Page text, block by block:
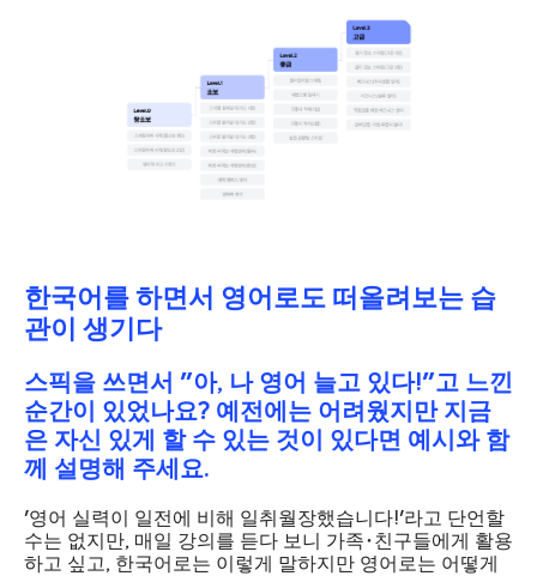
한국어를 하면서 영어로도 떠올려보는 습
관이 생기다
스픽을 쓰면서 "아, 나 영어 늘고 있다!"고 느낀
순간이 있었나요? 예전에는 어려웠지만 지금
은 자신 있게 할 수 있는 것이 있다면 예시와 함
께 설명해 주세요.
'영어 실력이 일전에 비해 일취월장했습니다!'라고 단언할
수는 없지만, 매일 강의를 듣다 보니 가족･친구들에게 활용
하고 싶고, 한국어로는 이렇게 말하지만 영어로는 어떻게